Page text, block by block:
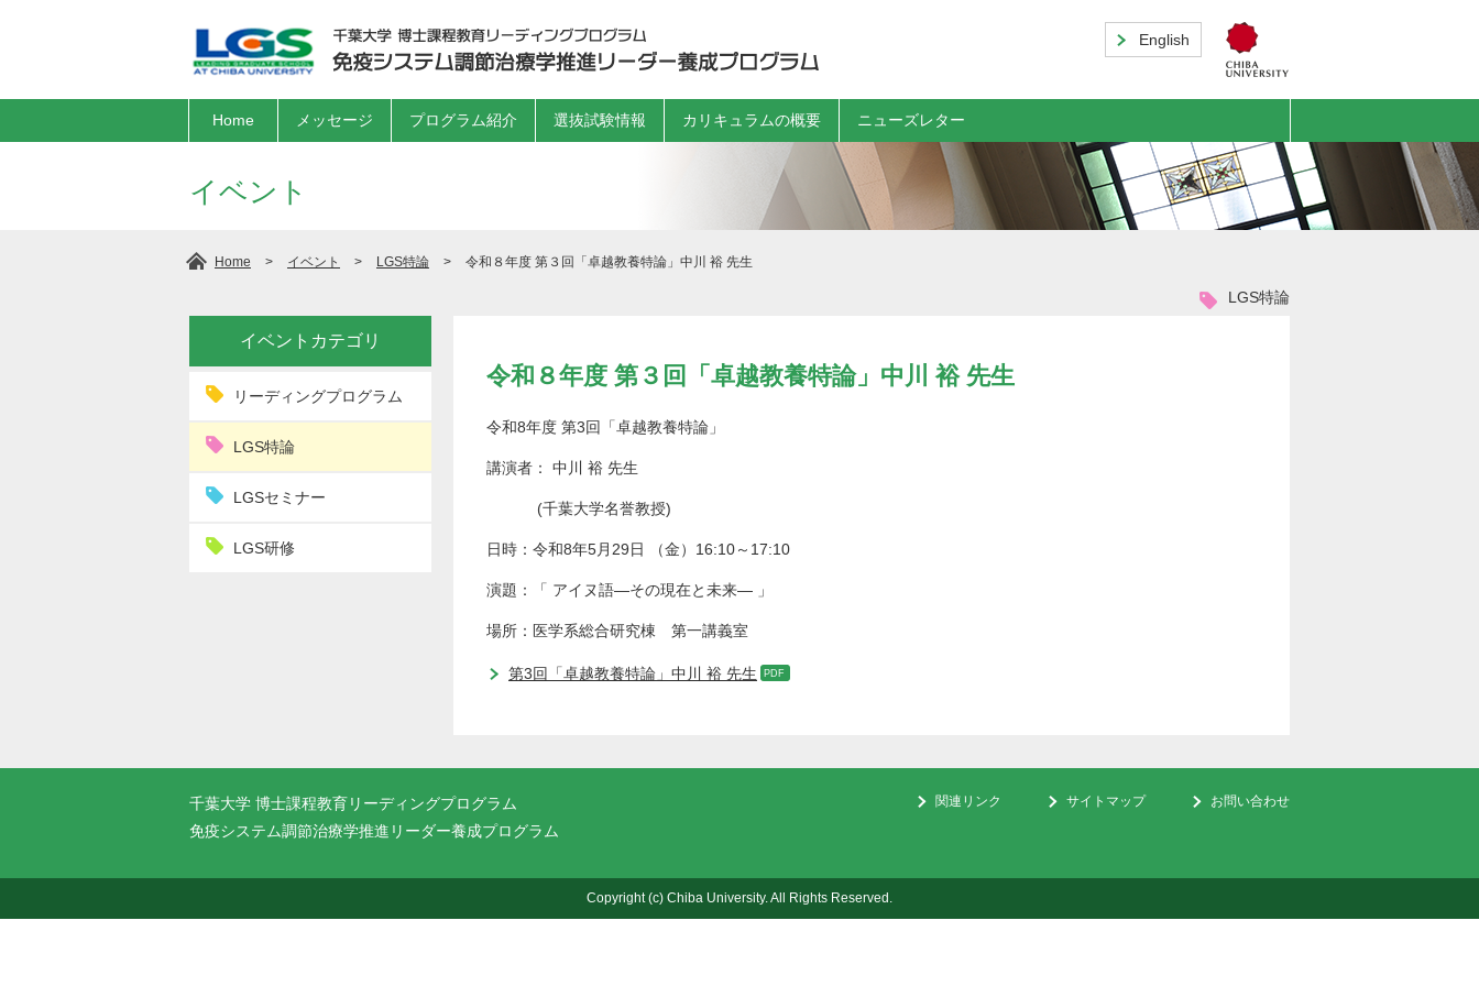
English
Home メッセージ プログラム紹介 選抜試験情報 カリキュラムの概要 ニューズレター
イベント
Home > イベント > LGS特論 > 令和８年度 第３回「卓越教養特論」中川 裕 先生
LGS特論
令和８年度 第３回「卓越教養特論」中川 裕 先生
令和8年度 第3回「卓越教養特論」
講演者： 中川 裕 先生
(千葉大学名誉教授)
日時：令和8年5月29日 （金）16:10～17:10
演題：「 アイヌ語―その現在と未来― 」
場所：医学系総合研究棟 第一講義室
第3回「卓越教養特論」中川 裕 先生
イベントカテゴリ
リーディングプログラム
LGS特論
LGSセミナー
LGS研修
千葉大学 博士課程教育リーディングプログラム
免疫システム調節治療学推進リーダー養成プログラム
関連リンク サイトマップ お問い合わせ
Copyright (c) Chiba University. All Rights Reserved.